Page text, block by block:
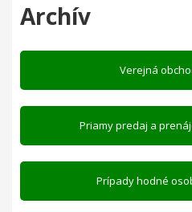
Archív
Verejná
Priamy predaj a
Prípady hodné